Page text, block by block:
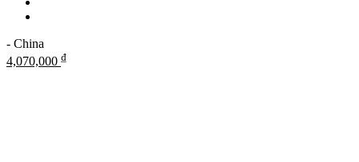
- China
4,070,000 ₫